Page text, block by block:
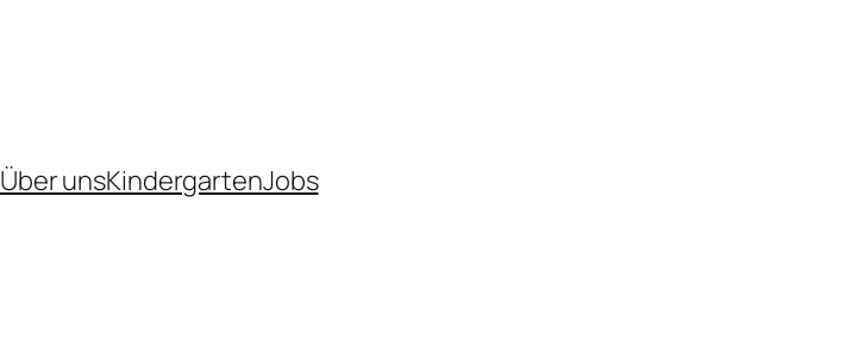
Über unsKindergartenJobs